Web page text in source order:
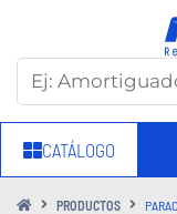
CATÁLOGO
PRODUCTOS